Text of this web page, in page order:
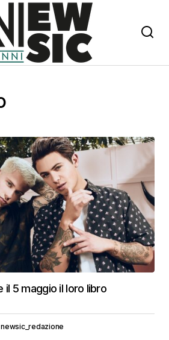
il 5 maggio il loro libro
newsic_redazione